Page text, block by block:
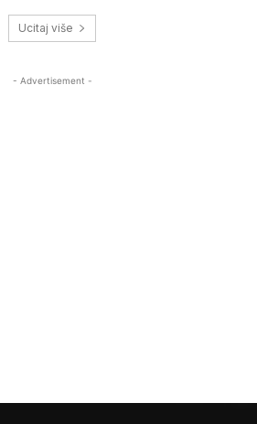
Ucitaj više
- Advertisement -